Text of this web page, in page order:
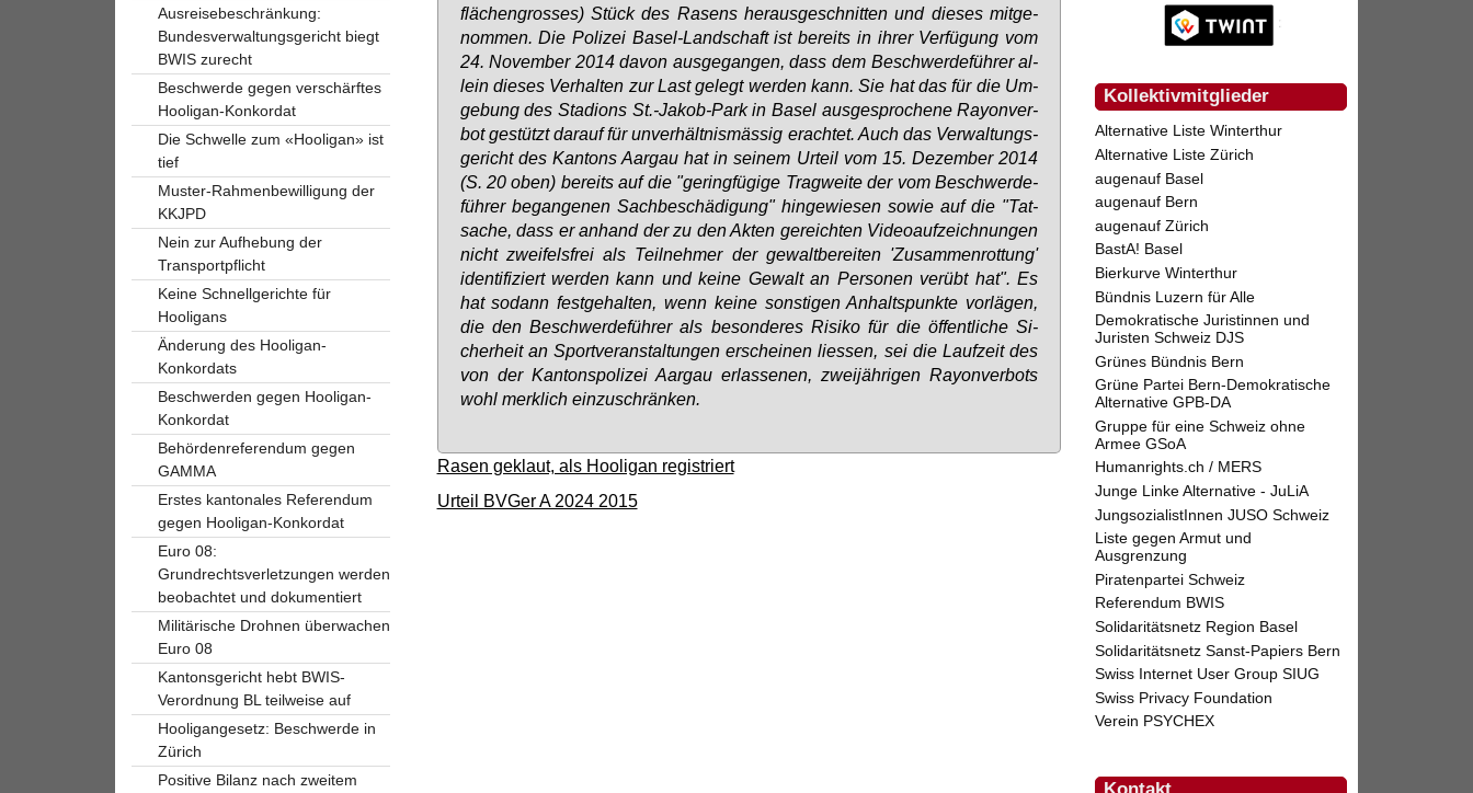
flä­chen­gros­ses) Stück des Ra­sens her­aus­ge­schnit­ten und die­ses mit­ge­
nom­men. Die Po­li­zei Ba­sel-Land­schaft ist be­reits in ih­rer Ver­fü­gung vom
24. No­vem­ber 2014 da­von aus­ge­gan­gen, dass dem Be­schwer­de­füh­rer al­
lein die­ses Ver­hal­ten zur Last ge­legt wer­den kann. Sie hat das für die Um­
ge­bung des Sta­di­ons St.-Ja­kob-Park in Ba­sel aus­ge­spro­che­ne Rayon­ver­
bot ge­stützt dar­auf für un­ver­hält­nis­mäs­sig er­ach­tet. Auch das Ver­wal­tungs­
ge­richt des Kan­tons Aar­gau hat in sei­nem Ur­teil vom 15. Dezem­ber 2014
(S. 20 oben) be­reits auf die "ge­ring­fü­gi­ge Trag­wei­te der vom Be­schwer­de­
füh­rer be­gan­ge­nen Sach­be­schä­di­gung" hin­ge­wie­sen so­wie auf die "Tat­
sa­che, dass er an­hand der zu den Ak­ten ge­reich­ten Vi­deo­auf­zeich­nun­gen
nicht zwei­fels­frei als Teil­neh­mer der ge­walt­be­rei­ten 'Zu­sam­men­rot­tung'
iden­ti­fi­ziert wer­den kann und kei­ne Ge­walt an Per­so­nen ver­übt hat". Es
hat so­dann fest­ge­hal­ten, wenn kei­ne sons­ti­gen An­halts­punk­te vor­lä­gen,
die den Be­schwer­de­füh­rer als be­son­de­res Ri­si­ko für die öf­fent­li­che Si­
cher­heit an Sport­ver­an­stal­tun­gen er­schei­nen lies­sen, sei die Lauf­zeit des
von der Kan­tons­po­li­zei Aar­gau er­las­se­nen, zwei­jäh­ri­gen Rayon­ver­bots
wohl merk­lich ein­zu­schrän­ken.
Rasen geklaut, als Hooligan registriert
Urteil BVGer A 2024 2015
Kollektivmitglieder
Alternative Liste Winterthur
Alternative Liste Zürich
augenauf Basel
augenauf Bern
augenauf Zürich
BastA! Basel
Bierkurve Winterthur
Bündnis Luzern für Alle
Demokratische Juristinnen und
Juristen Schweiz DJS
Grünes Bündnis Bern
Grüne Partei Bern-Demokratische
Alternative GPB-DA
Gruppe für eine Schweiz ohne
Armee GSoA
Humanrights.ch / MERS
Junge Linke Alternative - JuLiA
JungsozialistInnen JUSO Schweiz
Liste gegen Armut und
Ausgrenzung
Piratenpartei Schweiz
Referendum BWIS
Solidaritätsnetz Region Basel
Solidaritätsnetz Sanst-Papiers Bern
Swiss Internet User Group SIUG
Swiss Privacy Foundation
Verein PSYCHEX
Ausreisebeschränkung:
Bundesverwaltungsgericht biegt
BWIS zurecht
Beschwerde gegen verschärftes
Hooligan-Konkordat
Die Schwelle zum «Hooligan» ist
tief
Muster-Rahmenbewilligung der
KKJPD
Nein zur Aufhebung der
Transportpflicht
Keine Schnellgerichte für
Hooligans
Änderung des Hooligan-
Konkordats
Beschwerden gegen Hooligan-
Konkordat
Behördenreferendum gegen
GAMMA
Erstes kantonales Referendum
gegen Hooligan-Konkordat
Euro 08:
Grundrechtsverletzungen werden
beobachtet und dokumentiert
Militärische Drohnen überwachen
Euro 08
Kantonsgericht hebt BWIS-
Verordnung BL teilweise auf
Hooligangesetz: Beschwerde in
Zürich
Positive Bilanz nach zweitem